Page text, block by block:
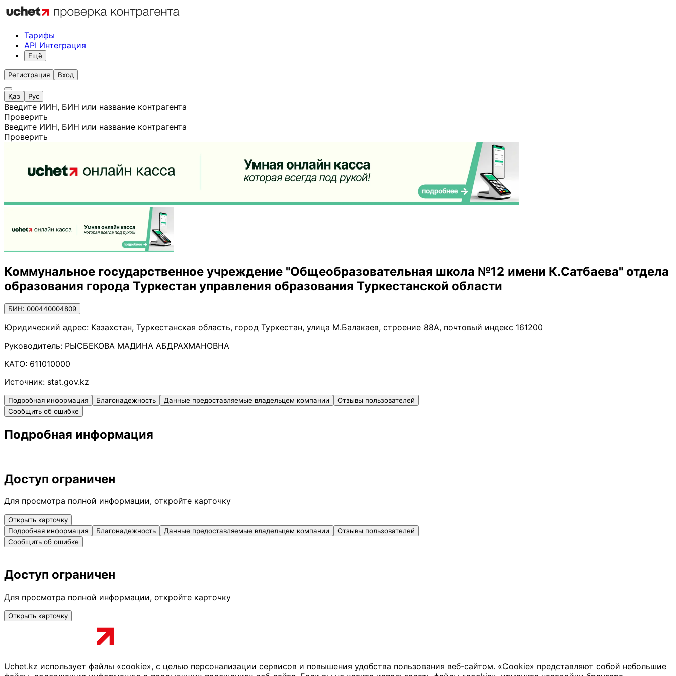
Тарифы
API Интеграция
Ещё
Регистрация Вход
Қаз Рус
Введите ИИН, БИН или название контрагента
Проверить
Введите ИИН, БИН или название контрагента
Проверить
Коммунальное государственное учреждение "Общеобразовательная школа №12 имени К.Сатбаева" отдела
образования города Туркестан управления образования Туркестанской области
БИН: 000440004809
Юридический адрес: Казахстан, Туркестанская область, город Туркестан, улица М.Балакаев, строение 88А, почтовый индекс 161200
Руководитель: РЫСБЕКОВА МАДИНА АБДРАХМАНОВНА
КАТО: 611010000
Источник: stat.gov.kz
Подробная информация Благонадежность Данные предоставляемые владельцем компании
Отзывы пользователей
Сообщить об ошибке
Подробная информация
Доступ ограничен
Для просмотра полной информации, откройте карточку
Открыть карточку
Подробная информация
Благонадежность Данные предоставляемые владельцем компании
Отзывы пользователей
Сообщить об ошибке
Доступ ограничен
Для просмотра полной информации, откройте карточку
Открыть карточку
Uchet.kz использует файлы «cookie», с целью персонализации сервисов и повышения удобства пользования веб-сайтом. «Cookie» представляют собой небольшие